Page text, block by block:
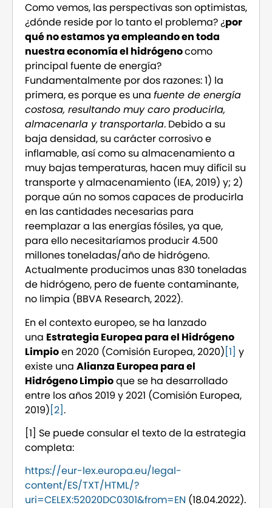
Como vemos, las perspectivas son optimistas,
¿dónde reside por lo tanto el problema? ¿por
qué no estamos ya empleando en toda
nuestra economía el hidrógenocomo
principal fuente de energía?
Fundamentalmente por dos razones: 1) la
primera, es porque es una fuente de energía
costosa, resultando muy caro producirla,
almacenarla y transportarla. Debido a su
baja densidad, su carácter corrosivo e
inflamable, así como su almacenamiento a
muy bajas temperaturas, hacen muy difícil su
transporte y almacenamiento (IEA, 2019) y; 2)
porque aún no somos capaces de producirla
en las cantidades necesarias para
reemplazar a las energías fósiles, ya que,
para ello necesitaríamos producir 4.500
millones toneladas/año de hidrógeno.
Actualmente producimos unas 830 toneladas
de hidrógeno, pero de fuente contaminante,
no limpia (BBVA Research, 2022).
En el contexto europeo, se ha lanzado
una Estrategia Europea para el Hidrógeno
Limpioen 2020 (Comisión Europea, 2020)[1] y
existe una Alianza Europea para el
Hidrógeno Limpioque se ha desarrollado
entre los años 2019 y 2021 (Comisión Europea,
2019)[2].
[1] Se puede consular el texto de la estrategia
completa:
https://eur-lex.europa.eu/legal-
content/ES/TXT/HTML/?
uri=CELEX:52020DC0301&from=EN (18.04.2022).